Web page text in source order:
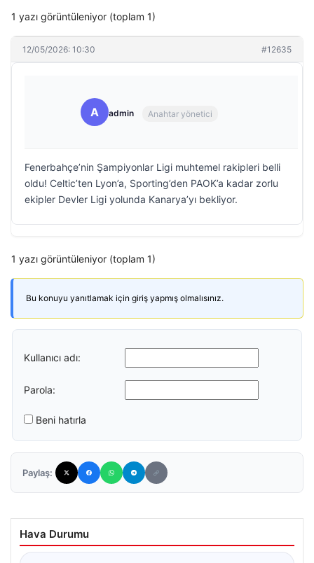
1 yazı görüntüleniyor (toplam 1)
12/05/2026: 10:30 #12635
A admin Anahtar yönetici
Fenerbahçe’nin Şampiyonlar Ligi muhtemel rakipleri belli
oldu! Celtic’ten Lyon’a, Sporting’den PAOK’a kadar zorlu
ekipler Devler Ligi yolunda Kanarya’yı bekliyor.
1 yazı görüntüleniyor (toplam 1)
Bu konuyu yanıtlamak için giriş yapmış olmalısınız.
Kullanıcı adı:
Parola:
Beni hatırla
Paylaş:
Hava Durumu